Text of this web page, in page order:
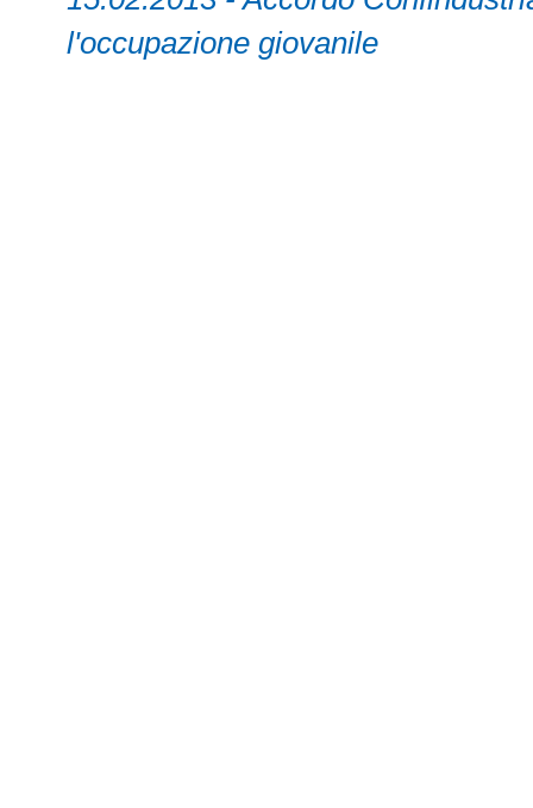
l'occupazione giovanile